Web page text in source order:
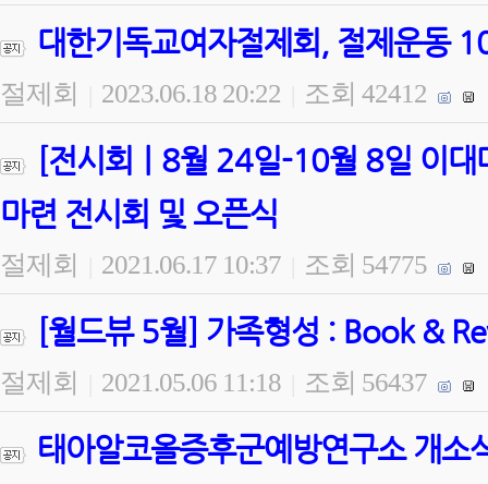
대한기독교여자절제회, 절제운동
절제회 2023.06.18 20:22 조회 42412
[전시회ㅣ8월 24일-10월 8일 이
마련 전시회 및 오픈식
절제회 2021.06.17 10:37 조회 54775
[월드뷰 5월] 가족형성 : Book &
절제회 2021.05.06 11:18 조회 56437
태아알코올증후군예방연구소 개소